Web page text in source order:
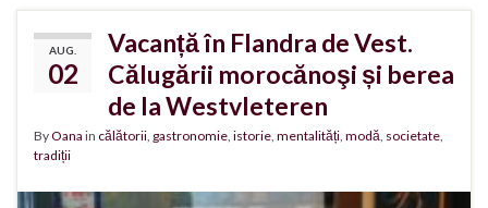
AUG.
02
Vacanță în Flandra de Vest.
Călugării morocănoşi și berea
de la Westvleteren
ByOana in călătorii, gastronomie, istorie, mentalități, modă, societate,
tradiții